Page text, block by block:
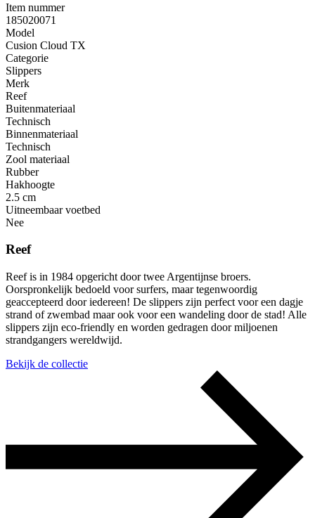
Item nummer
185020071
Model
Cusion Cloud TX
Categorie
Slippers
Merk
Reef
Buitenmateriaal
Technisch
Binnenmateriaal
Technisch
Zool materiaal
Rubber
Hakhoogte
2.5 cm
Uitneembaar voetbed
Nee
Reef
Reef is in 1984 opgericht door twee Argentijnse broers.
Oorspronkelijk bedoeld voor surfers, maar tegenwoordig
geaccepteerd door iedereen! De slippers zijn perfect voor een dagje
strand of zwembad maar ook voor een wandeling door de stad! Alle
slippers zijn eco-friendly en worden gedragen door miljoenen
strandgangers wereldwijd.
Bekijk de collectie